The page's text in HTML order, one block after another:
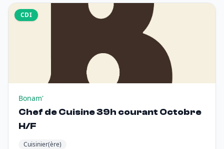
CDI
Bonam'
Chef de Cuisine 39h courant Octobre
H/F
Cuisinier(ère)